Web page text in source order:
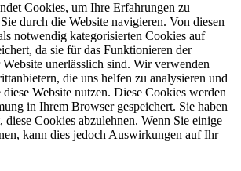
Cookies, um Ihre Erfahrungen zu
durch die Website navigieren. Von diesen
notwendig kategorisierten Cookies auf
da sie für das Funktionieren der
unerlässlich sind. Wir verwenden
die uns helfen zu analysieren und
Website nutzen. Diese Cookies werden
in Ihrem Browser gespeichert. Sie haben
Cookies abzulehnen. Wenn Sie einige
kann dies jedoch Auswirkungen auf Ihr